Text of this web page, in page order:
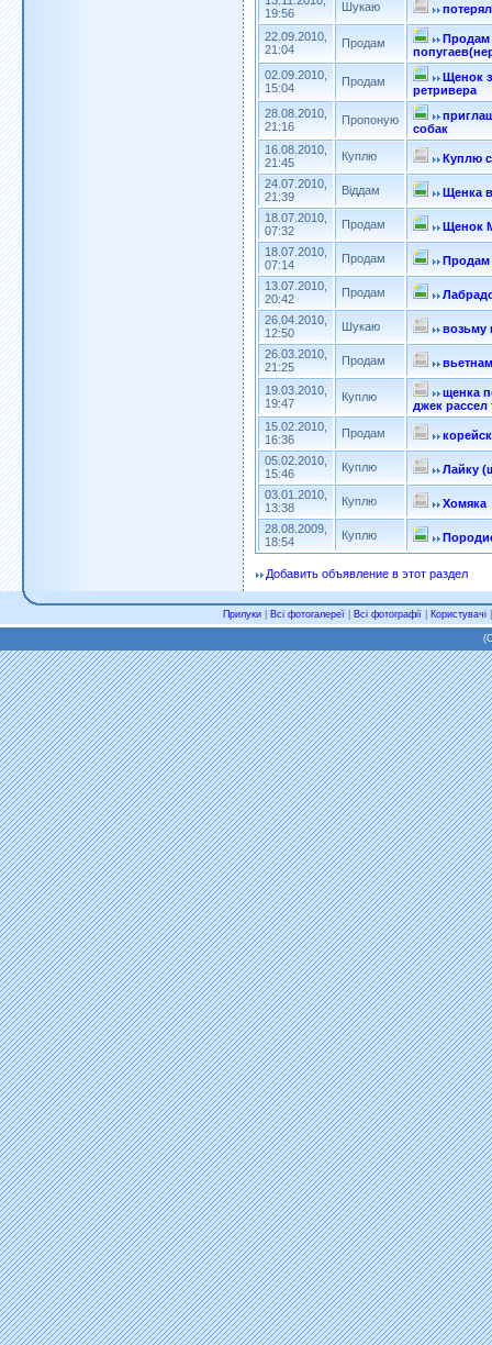
19:56
Шукаю
22.09.2010,
21:04
Продам
Продам
02.09.2010,
15:04
Продам
Щенок
ретривера
28.08.2010,
21:16
Пропоную
собак
16.08.2010,
21:45
Куплю
Куплю
24.07.2010,
21:39
Віддам
Щенка
18.07.2010,
07:32
Продам
Щенок
18.07.2010,
07:14
Продам
Продам
13.07.2010,
20:42
Продам
26.04.2010,
12:50
Шукаю
возьму
26.03.2010,
21:25
Продам
19.03.2010,
19:47
Куплю
щенка
джек рассел
15.02.2010,
16:36
Продам
05.02.2010,
15:46
Куплю
Лайку
03.01.2010,
13:38
Куплю
Хомяка
28.08.2009,
18:54
Куплю
Добавить объявление в этот раздел
Прилуки| Всі фотогалереї| Всі фотографії| Користувачі